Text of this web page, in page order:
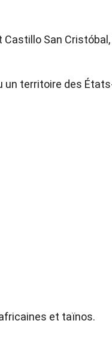
San Cristóbal,
un territoire des
et taïnos.